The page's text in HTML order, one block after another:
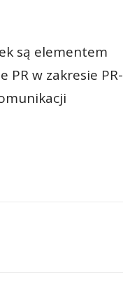
są elementem
w zakresie PR-